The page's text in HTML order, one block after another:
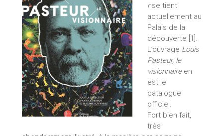
rse tient
actuellement au
Palais de la
découverte [1].
L’ouvrage Louis
Pasteur, le
visionnaireen
est le
catalogue
officiel.
Fort bien fait,
très